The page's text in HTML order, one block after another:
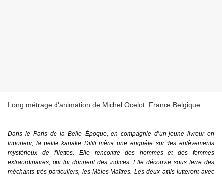
Long métrage d'animation de Michel Ocelot France Belgique
Dans le Paris de la Belle Époque, en compagnie d’un jeune livreur en
triporteur, la petite kanake Dilili mène une enquête sur des enlèvements
mystérieux de fillettes. Elle rencontre des hommes et des femmes
extraordinaires, qui lui donnent des indices. Elle découvre sous terre des
méchants très particuliers, les Mâles-Maîtres. Les deux amis lutteront avec